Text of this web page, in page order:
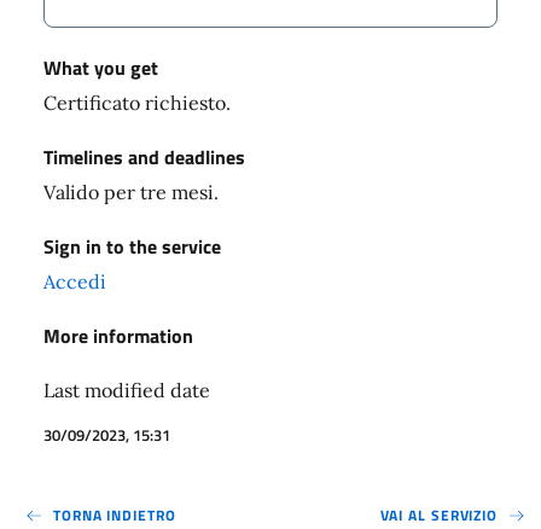
What you get
Certificato richiesto.
Timelines and deadlines
Valido per tre mesi.
Sign in to the service
Accedi
More information
Last modified date
30/09/2023, 15:31
TORNA INDIETRO VAI AL SERVIZIO